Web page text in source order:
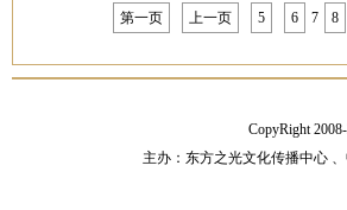
第一页 上一页 5 6 7 8
CopyRight
主办：东方之光文化传播中心